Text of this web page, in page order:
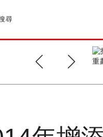
尋
計旅館藝術
案啟動